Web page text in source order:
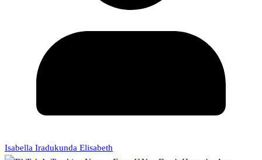
Isabella Iradukunda Elisabeth